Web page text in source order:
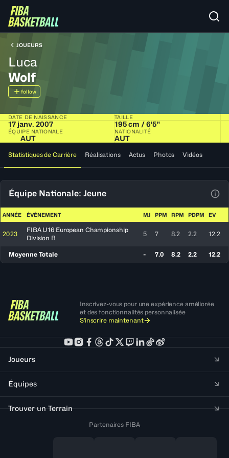
JOUEURS
Luca
Wolf
follow
DATE DE NAISSANCE
17 janv. 2007
TAILLE
195 cm / 6'5"
ÉQUIPE NATIONALE
AUT
NATIONALITÉ
AUT
Statistiques de Carrière Réalisations Actus Photos Vidéos
Équipe Nationale: Jeune
ANNÉE ÉVÉNEMENT MJ PPM RPM PDPM EV
2023
FIBA U16 European Championship
Division B
5 7 8.2 2.2 12.2
Moyenne Totale - 7.0 8.2 2.2 12.2
Inscrivez-vous pour une expérience améliorée
et des fonctionnalités personnalisée
S'inscrire maintenant
Joueurs
Équipes
Trouver un Terrain
Partenaires FIBA